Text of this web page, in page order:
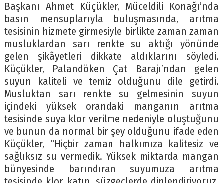
Başkanı Ahmet Küçükler, Müceldili Konağı’nda
basın mensuplarıyla buluşmasında, arıtma
tesisinin hizmete girmesiyle birlikte zaman zaman
musluklardan sarı renkte su aktığı yönünde
gelen şikâyetleri dikkate aldıklarını söyledi.
Küçükler, Palandöken Çat Barajı’ndan gelen
suyun kaliteli ve temiz olduğunu dile getirdi.
Musluktan sarı renkte su gelmesinin suyun
içindeki yüksek orandaki manganın arıtma
tesisinde suya klor verilme nedeniyle oluştuğunu
ve bunun da normal bir şey olduğunu ifade eden
Küçükler, “Hiçbir zaman halkımıza kalitesiz ve
sağlıksız su vermedik. Yüksek miktarda mangan
bünyesinde barındıran suyumuza arıtma